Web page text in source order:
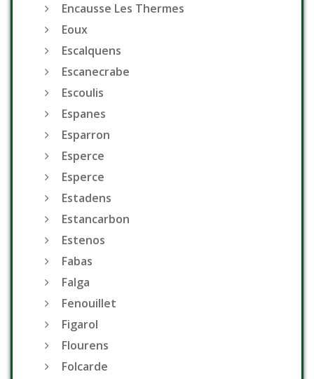
Encausse Les Thermes
Eoux
Escalquens
Escanecrabe
Escoulis
Espanes
Esparron
Esperce
Esperce
Estadens
Estancarbon
Estenos
Fabas
Falga
Fenouillet
Figarol
Flourens
Folcarde